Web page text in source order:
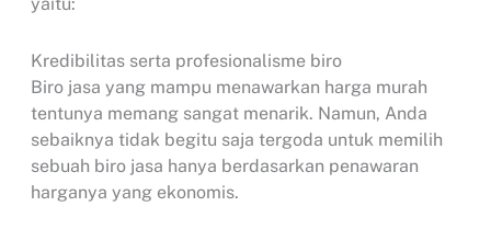
Kredibilitas serta profesionalisme biro
Biro jasa yang mampu menawarkan harga murah
tentunya memang sangat menarik. Namun, Anda
sebaiknya tidak begitu saja tergoda untuk memilih
sebuah biro jasa hanya berdasarkan penawaran
harganya yang ekonomis.